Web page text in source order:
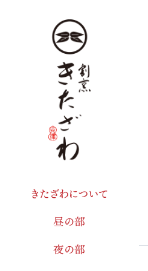
きたざわについて
昼の部
夜の部